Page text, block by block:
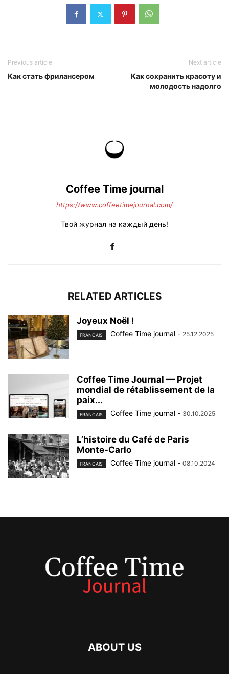
Previous article
Как стать фрилансером
Next article
Как сохранить красоту и
молодость надолго
Coffee Time journal
https://www.coffeetimejournal.com/
Твой журнал на каждый день!
RELATED ARTICLES
Joyeux Noël !
FRANCAIS Coffee Time journal - 25.12.2025
Coffee Time Journal — Projet
mondial de rétablissement de la
paix...
FRANCAIS Coffee Time journal - 30.10.2025
L’histoire du Café de Paris
Monte-Carlo
FRANCAIS Coffee Time journal - 08.10.2024
ABOUT US